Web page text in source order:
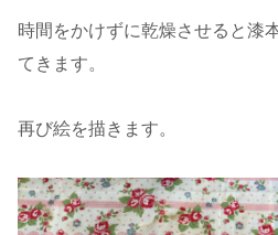
時間をかけずに乾燥させると漆
てきます。
再び絵を描きます。